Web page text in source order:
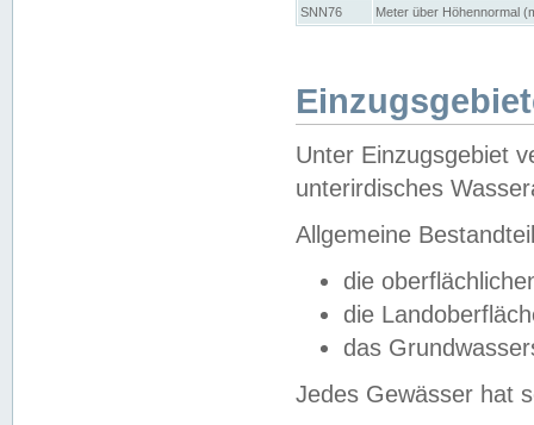
SNN76
Meter über Höhennormal
Unter Einzugsgebiet
unterirdisches
Allgemeine
die
die
das
Jedes Gewässer hat